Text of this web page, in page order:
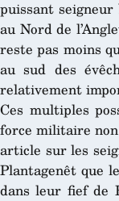
puissant
au Nord de
reste pas moins
au sud des
relativement
Ces multiples
force militaire
article sur les
Plantagenêt que
dans leur fief de